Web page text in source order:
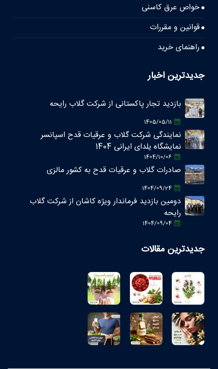
خواص عرق کاسنی
قوانین و مقررات
راهنمای خرید
جدیدترین اخبار
بازدید تجار پاکستانی از شرکت گلاب رایحه
1405/05/11
نمایندگی شرکت گلاب و عرقیات قدح اسپانسر
نمایشگاه یلدای ایرانی 1404
1404/10/06
صادرات گلاب و عرقیات قدح به کشور مالزی
1404/09/24
دومین بازدید فرماندار ویژه کاشان از شرکت گلاب
رایحه
1404/09/04
جدیدترین مقالات